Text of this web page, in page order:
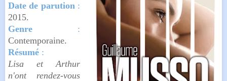
Date de parution :
2015.
Genre :
Contemporaine.
Résumé :
Lisa et Arthur
n'ont rendez-vous